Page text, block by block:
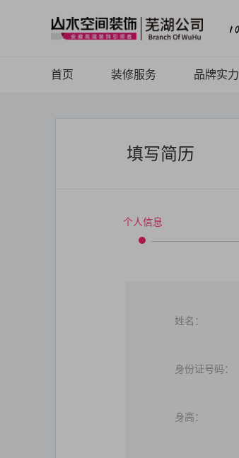
首页 装修服务 品牌实力
填写简历
个人信息
姓名：
身份证号码：
身高：